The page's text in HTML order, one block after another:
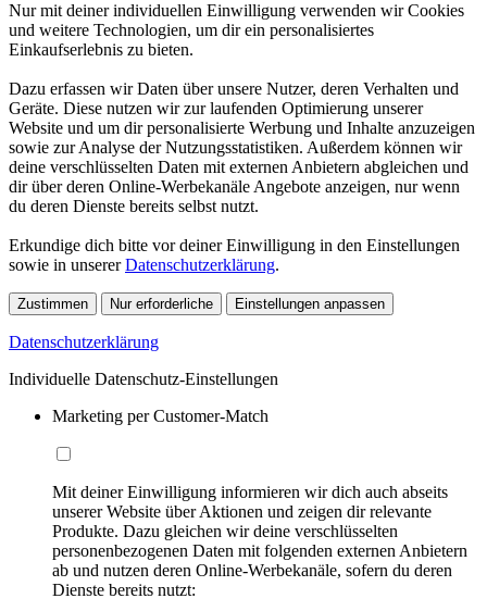
Nur mit deiner individuellen Einwilligung verwenden wir Cookies
und weitere Technologien, um dir ein personalisiertes
Einkaufserlebnis zu bieten.
Dazu erfassen wir Daten über unsere Nutzer, deren Verhalten und
Geräte. Diese nutzen wir zur laufenden Optimierung unserer
Website und um dir personalisierte Werbung und Inhalte anzuzeigen
sowie zur Analyse der Nutzungsstatistiken. Außerdem können wir
deine verschlüsselten Daten mit externen Anbietern abgleichen und
dir über deren Online-Werbekanäle Angebote anzeigen, nur wenn
du deren Dienste bereits selbst nutzt.
Erkundige dich bitte vor deiner Einwilligung in den Einstellungen
sowie in unsererDatenschutzerklärung.
Zustimmen Nur erforderliche Einstellungen anpassen
Datenschutzerklärung
Individuelle Datenschutz-Einstellungen
Marketing per Customer-Match
Mit deiner Einwilligung informieren wir dich auch abseits
unserer Website über Aktionen und zeigen dir relevante
Produkte. Dazu gleichen wir deine verschlüsselten
personenbezogenen Daten mit folgenden externen Anbietern
ab und nutzen deren Online-Werbekanäle, sofern du deren
Dienste bereits nutzt: